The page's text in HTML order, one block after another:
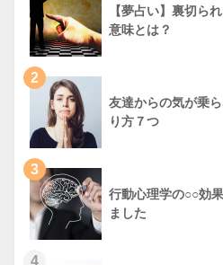
【夢占い】裏切ら
意味とは？
2
友達からの気が乗
り方７つ
3
行動心理学の○○効
ました
4